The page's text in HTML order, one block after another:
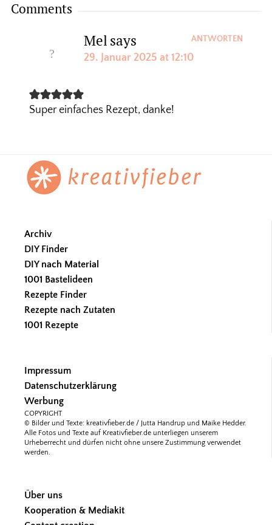
Comments
Melsays
29. Januar 2025 at 12:10
Super einfaches Rezept, danke!
ANTWORTEN
Footer
Archiv
DIY Finder
DIY nach Material
1001 Bastelideen
Rezepte Finder
Rezepte nach Zutaten
1001 Rezepte
Impressum
Datenschutzerklärung
Werbung
COPYRIGHT
© Bilder und Texte: kreativfieber.de / Jutta Handrup und Maike Hedder.
Alle Fotos und Texte auf Kreativfieber.de unterliegen unserem
Urheberrecht und dürfen nicht ohne unsere Zustimmung verwendet
werden.
Über uns
Kooperation & Mediakit